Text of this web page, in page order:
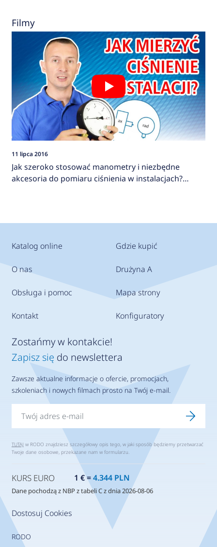
Filmy
11 lipca 2016
Jak szeroko stosować manometry i niezbędne
akcesoria do pomiaru ciśnienia w instalacjach?
Katalog online
O nas
Obsługa i pomoc
Kontakt
Gdzie kupić
Drużyna A
Mapa strony
Konfiguratory
Dostosuj Cookies
RODO
Zostańmy w kontakcie!
Zapisz się do newslettera
Zawsze aktualne informacje o ofercie, promocjach,
szkoleniach i nowych filmach prosto na Twój e-mail.
TUTAJ w RODO znajdziesz szczegółowy opis tego, w jaki sposób będziemy przetwarzać
Twoje dane osobowe, przekazane nam w formularzu.
KURS EURO 1 € =4.344 PLN
Dane pochodzą z NBP z tabeli C z dnia 2026-08-06